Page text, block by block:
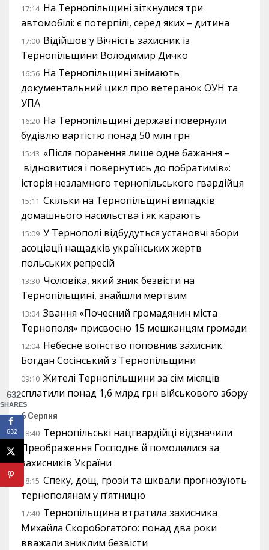
17:14 На Тернопільщині зіткнулися три
автомобілі: є потерпілі, серед яких – дитина
17:00 Відійшов у Вічність захисник із
Тернопільщини Володимир Дичко
16:56 На Тернопільщині знімають
документальний цикл про ветеранок ОУН та
УПА
16:20 На Тернопільщині державі повернули
будівлю вартістю понад 50 млн грн
15:43 «Після поранення лише одне бажання –
відновитися і повернутись до побратимів»:
історія незламного тернопільського гвардійця
15:11 Скільки на Тернопільщині випадків
домашнього насильства і як карають
15:09 У Тернополі відбудуться установчі збори
асоціації нащадків українських жертв
польських репресій
13:30 Чоловіка, який зник безвісти на
Тернопільщині, знайшли мертвим
13:04 Звання «Почесний громадянин міста
Тернополя» присвоєно 15 мешканцям громади
12:04 Небесне воїнство поповнив захисник
Богдан Сосінський з Тернопільщини
09:10 Жителі Тернопільщини за сім місяців
сплатили понад 1,6 млрд грн військового збору
6 Серпня
18:40 Тернопільські нацгвардійці відзначили
Преображення Господнє й помолилися за
захисників України
18:15 Спеку, дощ, грози та шквали прогнозують
тернополянам у п’ятницю
17:40 Тернопільщина втратила захисника
Михайла Скоробогатого: понад два роки
вважали зниклим безвісти
632
SHARES
632